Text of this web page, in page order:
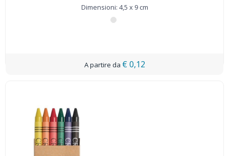
Dimensioni: 4,5 x 9 cm
€ 0,12